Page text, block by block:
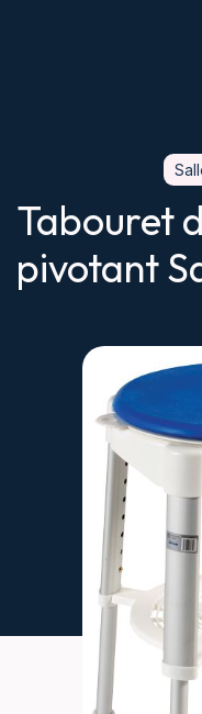
Tabouret
pivotant